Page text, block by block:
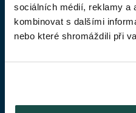
sociálních médií, reklamy a
kombinovat s dalšími
nebo které shromáždili při
Příjmení*